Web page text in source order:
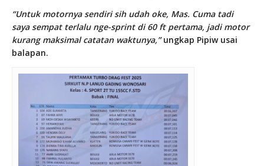
“Untuk motornya sendiri sih udah oke, Mas. Cuma tadi
saya sempat terlalu nge-sprint di 60 ft pertama, jadi motor
kurang maksimal catatan waktunya,”ungkap Pipiw usai
balapan.